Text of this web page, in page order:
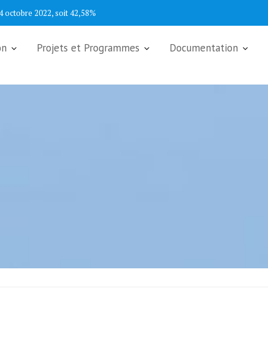
octobre 2022, soit 42,58%
Projets et Programmes Documentation